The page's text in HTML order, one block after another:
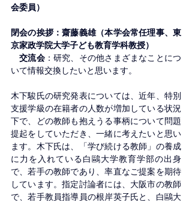
会委員）
閉会の挨拶：齋藤義雄（本学会常任理事、東
京家政学院大学子ども教育学科教授）
交流会：研究、その他さまざまなことにつ
いて情報交換したいと思います。
木下駿氏の研究発表については、近年、特別
支援学級の在籍者の人数が増加している状況
下で、どの教師も抱えうる事柄について問題
提起をしていただき、一緒に考えたいと思い
ます。木下氏は、「学び続ける教師」の養成
に力を入れている白鷗大学教育学部の出身
で、若手の教師であり、率直なご提案を期待
しています。指定討論者には、大阪市の教師
で、若手教員指導員の根岸英子氏と、白鷗大